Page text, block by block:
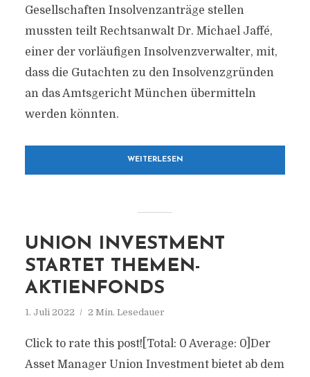
Gesellschaften Insolvenzanträge stellen
mussten teilt Rechtsanwalt Dr. Michael Jaffé,
einer der vorläufigen Insolvenzverwalter, mit,
dass die Gutachten zu den Insolvenzgründen
an das Amtsgericht München übermitteln
werden könnten.
WEITERLESEN
UNION INVESTMENT
STARTET THEMEN-
AKTIENFONDS
1. Juli 2022 2 Min. Lesedauer
Click to rate this post![Total: 0 Average: 0]Der
Asset Manager Union Investment bietet ab dem